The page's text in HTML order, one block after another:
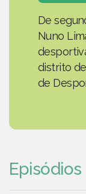
De
Nuno
distrito
de
Episódios